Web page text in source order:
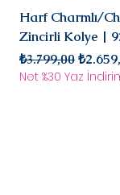
süreci başlar.
Harf Charmlı/
Zincirli Kolye |
Normal Fiyat
₺3.799,00
Net %30 Yaz